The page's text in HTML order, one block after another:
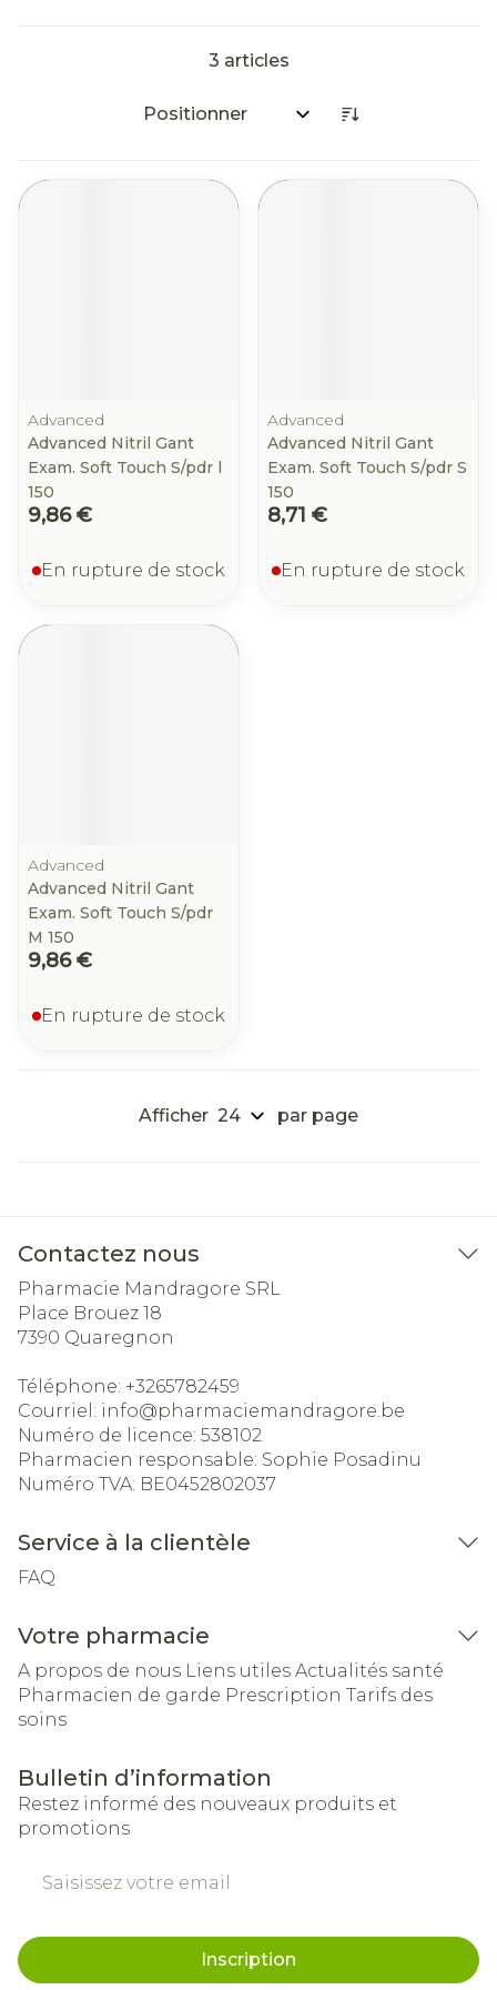
3 articles
Trier par:
Advanced
Advanced Nitril Gant
Exam. Soft Touch S/pdr l
150
9,86 €
En rupture de stock
Advanced
Advanced Nitril Gant
Exam. Soft Touch S/pdr S
150
8,71 €
En rupture de stock
Advanced
Advanced Nitril Gant
Exam. Soft Touch S/pdr
M 150
9,86 €
En rupture de stock
Afficher par page
Contactez nous
Pharmacie Mandragore SRL
Place Brouez 18
7390 Quaregnon
Téléphone: +3265782459
Courriel: info@pharmaciemandragore.be
Numéro de licence: 538102
Pharmacien responsable: Sophie Posadinu
Numéro TVA: BE0452802037
Service à la clientèle
FAQ
Votre pharmacie
A propos de nous Liens utiles Actualités santé
Pharmacien de garde Prescription Tarifs des
soins
Bulletin d’information
Restez informé des nouveaux produits et
promotions
Inscription